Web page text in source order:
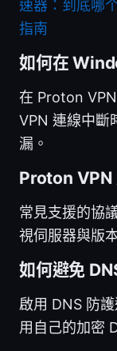
速器：到底哪
指南
如何在
在 Proton
VPN 連線中斷
漏。
Proton VPN
常見支援的協
視伺服器與版
如何避免
啟用 DNS 防
用自己的加密